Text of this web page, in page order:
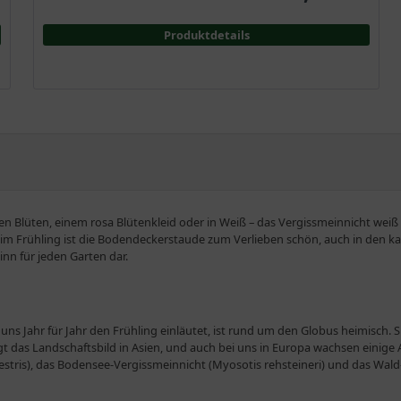
Produktdetails
Blüten, einem rosa Blütenkleid oder in Weiß – das Vergissmeinnicht
Frühling ist die Bodendeckerstaude zum Verlieben schön, auch in den
für jeden Garten dar.
Jahr für Jahr den Frühling einläutet, ist rund um den Globus heimisch.
Landschaftsbild in Asien, und auch bei uns in Europa wachsen
das Bodensee-Vergissmeinnicht (Myosotis rehsteineri) und das